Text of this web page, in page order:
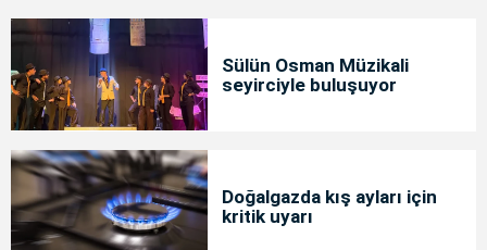
Sülün Osman Müzikali
seyirciyle buluşuyor
Doğalgazda kış ayları için
kritik uyarı